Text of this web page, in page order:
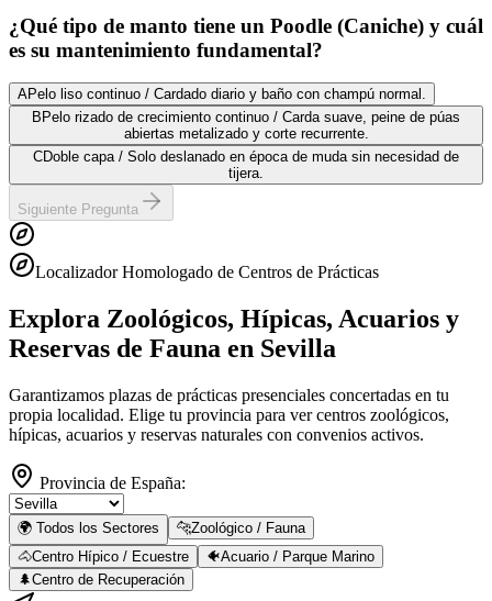
¿Qué tipo de manto tiene un Poodle (Caniche) y cuál
es su mantenimiento fundamental?
APelo liso continuo / Cardado diario y baño con champú normal.
B Pelo rizado de crecimiento continuo / Carda suave, peine de púas
abiertas metalizado y corte recurrente.
CDoble capa / Solo deslanado en época de muda sin necesidad de
tijera.
Siguiente Pregunta
Localizador Homologado de Centros de Prácticas
Explora Zoológicos, Hípicas, Acuarios y
Reservas de Fauna en Sevilla
Garantizamos plazas de prácticas presenciales concertadas en tu
propia localidad. Elige tu provincia para ver centros zoológicos,
hípicas, acuarios y reservas naturales con convenios activos.
Provincia de España:
🌍 Todos los Sectores 🐆Zoológico / Fauna
🐴Centro Hípico / Ecuestre 🐠Acuario / Parque Marino
🌲Centro de Recuperación